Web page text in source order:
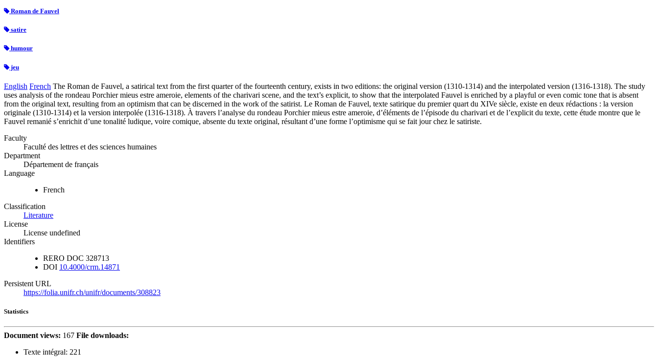
Roman de Fauvel
satire
humour
jeu
English French The Roman de Fauvel, a satirical text from the first quarter of the fourteenth century, exists in two editions: the original version (1310-1314) and the interpolated version (1316-1318). The study
uses analysis of the rondeau Porchier mieus estre ameroie, elements of the charivari scene, and the text’s explicit, to show that the interpolated Fauvel is enriched by a playful or even comic tone that is absent
from the original text, resulting from an optimism that can be discerned in the work of the satirist. Le Roman de Fauvel, texte satirique du premier quart du XIVe siècle, existe en deux rédactions : la version
originale (1310-1314) et la version interpolée (1316-1318). À travers l’analyse du rondeau Porchier mieus estre ameroie, d’éléments de l’épisode du charivari et de l’explicit du texte, cette étude montre que le
Fauvel remanié s’enrichit d’une tonalité ludique, voire comique, absente du texte original, résultant d’une forme l’optimisme qui se fait jour chez le satiriste.
Faculty
Faculté des lettres et des sciences humaines
Department
Département de français
Language
French
Classification
Literature
License
License undefined
Identifiers
RERO DOC 328713
DOI 10.4000/crm.14871
Persistent URL
https://folia.unifr.ch/unifr/documents/308823
Statistics
Document views: 167 File downloads:
Texte intégral: 221